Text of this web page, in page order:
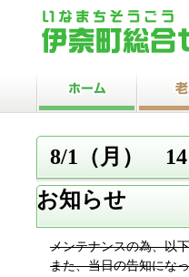
8/1（月）
お知らせ
メンテナンスの為、以
また、当日の告知にな